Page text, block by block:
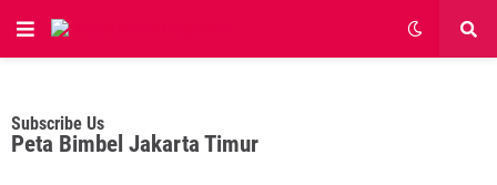
Subscribe Us
Peta Bimbel Jakarta Timur